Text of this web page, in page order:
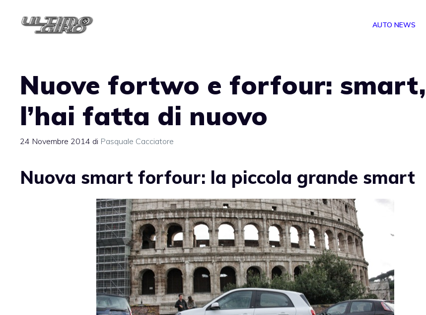
AUTO NEWS
Nuove fortwo e forfour:
l’hai fatta di nuovo
24 Novembre 2014 di Pasquale Cacciatore
Nuova smart forfour: la piccola grande smart